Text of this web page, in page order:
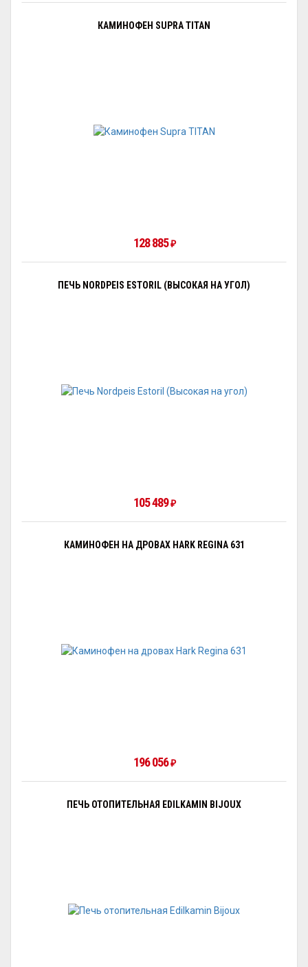
КАМИНОФЕН SUPRA TITAN
128 885₽
ПЕЧЬ NORDPEIS ESTORIL (ВЫСОКАЯ НА УГОЛ)
105 489₽
КАМИНОФЕН НА ДРОВАХ HARK REGINA 631
196 056₽
ПЕЧЬ ОТОПИТЕЛЬНАЯ EDILKAMIN BIJOUX